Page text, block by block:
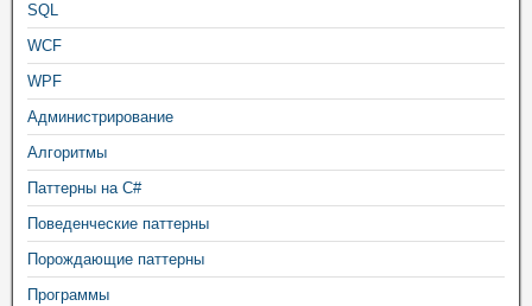
SQL
WCF
WPF
Администрирование
Алгоритмы
Паттерны на C#
Поведенческие паттерны
Порождающие паттерны
Программы